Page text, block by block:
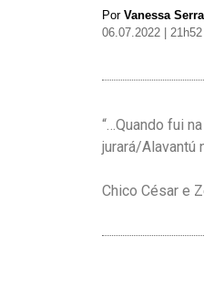
Por Vanessa Serra
06.07.2022 | 21h52
“…Quando fui
jurará/Alavantú
Chico César e